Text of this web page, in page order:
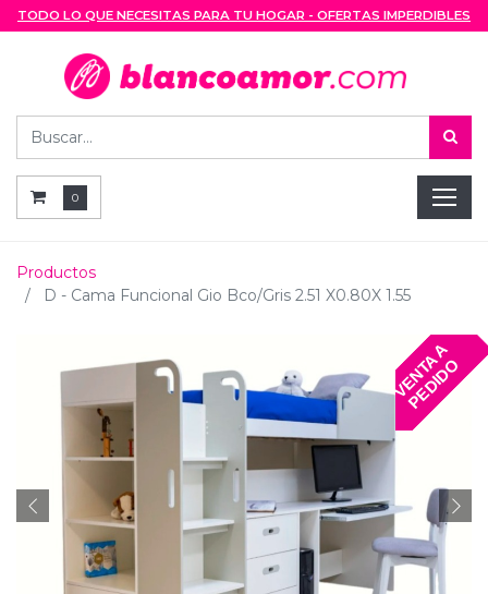
TODO LO QUE NECESITAS PARA TU HOGAR - OFERTAS IMPERDIBLES
0
Productos
D - Cama Funcional Gio Bco/Gris 2.51 X0.80X 1.55
V
E
N
T
A
A
P
E
D
I
D
O